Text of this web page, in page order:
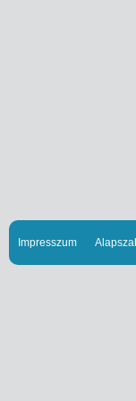
Impresszum